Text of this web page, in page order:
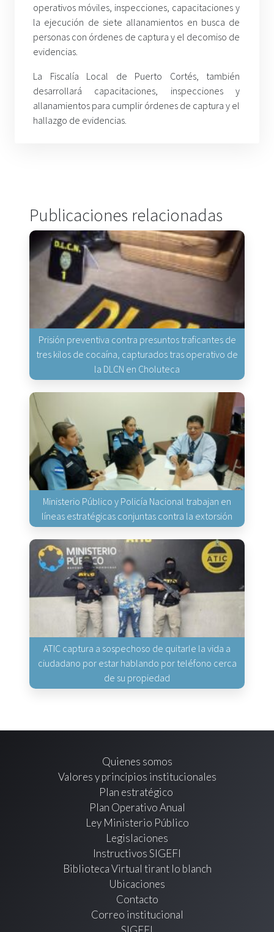
operativos móviles, inspecciones, capacitaciones y
la ejecución de siete allanamientos en busca de
personas con órdenes de captura y el decomiso de
evidencias.
La Fiscalía Local de Puerto Cortés, también
desarrollará capacitaciones, inspecciones y
allanamientos para cumplir órdenes de captura y el
hallazgo de evidencias.
Publicaciones relacionadas
Prisión preventiva contra presuntos traficantes de
tres kilos de cocaína, capturados tras operativo de
la DLCN en Choluteca
Ministerio Público y Policía Nacional trabajan en
líneas estratégicas conjuntas contra la extorsión
ATIC captura a sospechoso de quitarle la vida a
ciudadano por estar hablando por teléfono cerca
de su propiedad
Quienes somos
Valores y principios institucionales
Plan estratégico
Plan Operativo Anual
Ley Ministerio Público
Legislaciones
Instructivos SIGEFI
Biblioteca Virtual tirant lo blanch
Ubicaciones
Contacto
Correo institucional